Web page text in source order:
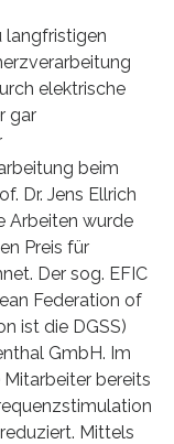
langfristigen
elektrische
gar
beim
Dr. Jens Ellrich
Arbeiten wurde
Preis für
Der sog. EFIC
Federation of
ist die DGSS)
GmbH. Im
bereits
Mittels